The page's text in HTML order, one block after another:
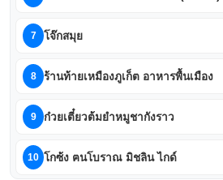
7 โจ๊กสมุย
8 ร้านท้ายเหมืองภูเก็ต อาหารพื้นเมือง
9 ก๋วยเตี๋ยวต้มยำหมูชากังราว
10 โกซ้ง ฅนโบราณ มิชลิน ไกด์